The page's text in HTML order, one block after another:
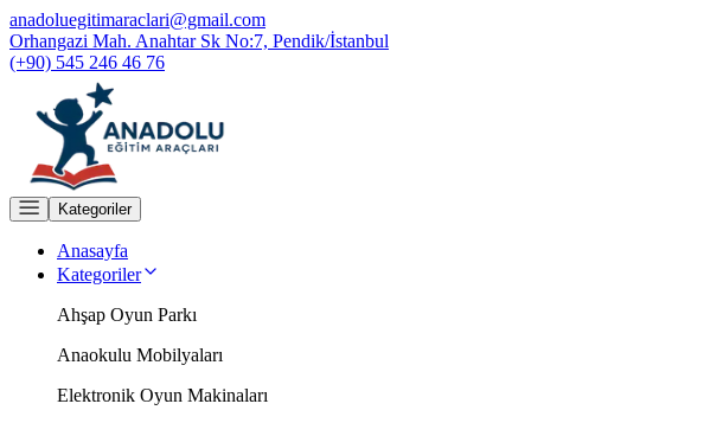
anadoluegitimaraclari@gmail.com
Orhangazi Mah. Anahtar Sk No:7, Pendik/İstanbul
(+90) 545 246 46 76
Kategoriler
Anasayfa
Kategoriler
Ahşap Oyun Parkı
Anaokulu Mobilyaları
Elektronik Oyun Makinaları